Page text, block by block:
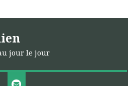
jour le jour